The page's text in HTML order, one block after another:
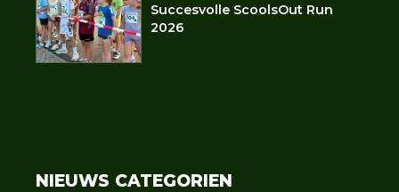
Succesvolle ScoolsOut Run
2026
NIEUWS CATEGORIEN